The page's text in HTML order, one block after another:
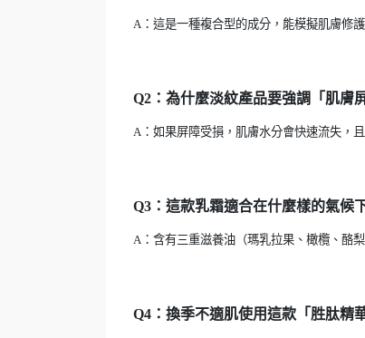
A：這是一種複合型的成分，能模擬肌膚修
Q2 ：為什麼淡紋產品要強調「肌膚
A：如果屏障受損，肌膚水分會快速流失，
Q3 ：這款乳霜適合在什麼樣的氣候
A：含有三重滋養油（瑪乳拉果、橄欖、酪
Q4 ：換季不適肌使用這款「胜肽精